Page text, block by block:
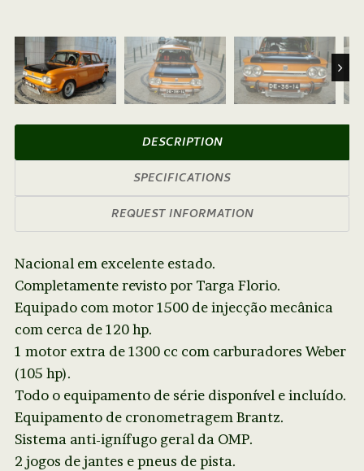
DESCRIPTION
SPECIFICATIONS
REQUEST INFORMATION
Nacional em excelente estado.
Completamente revisto por Targa Florio.
Equipado com motor 1500 de injecção mecânica
com cerca de 120 hp.
1 motor extra de 1300 cc com carburadores Weber
(105 hp).
Todo o equipamento de série disponível e incluído.
Equipamento de cronometragem Brantz.
Sistema anti-ignífugo geral da OMP.
2 jogos de jantes e pneus de pista.